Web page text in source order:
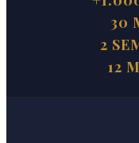
30
2
12